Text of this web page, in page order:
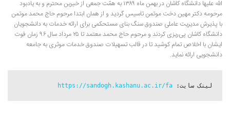
الله علیها دانشگاه کاشان در بهمن ماه ۱۳۸۹ به همّت جمعی از خیرین محترم و به یادبود
مرحومه دکتر مهین دخت موتمن تاسیس گردید و از همان ابتدا مرحوم حاج محمد موتمن
با پذیرش مدیریت عاملی صندوق سنگ بنای مستحکمی برای ارائه خدمات به دانشجویان
دانشگاه کاشان پی‌ریزی کردند و مرحوم حاج محمد معتمد تا ۲۵ مرداد سال ۹۶ زمان فوت
ایشان با اخلاص تمام کوشید تا در قالب تسهیلات صندوق خدمات موثری به جامعه
دانشجویی ارائه نماید.
لینک سایت: https://sandogh.kashanu.ac.ir/fa